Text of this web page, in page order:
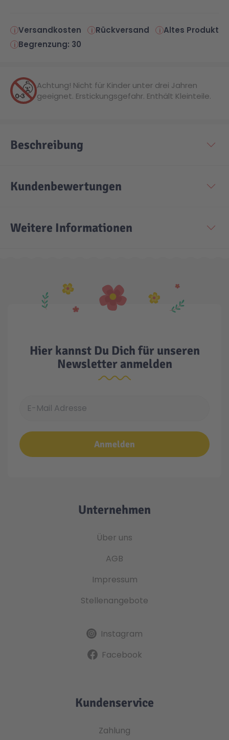
Versandkosten Rückversand
Altes Produkt
Begrenzung: 30
Achtung! Nicht für Kinder unter drei Jahren
geeignet. Erstickungsgefahr. Enthält Kleinteile.
Beschreibung
Kundenbewertungen
Weitere Informationen
Hier kannst Du Dich für unseren
Newsletter anmelden
Anmelden
Unternehmen
Über uns
AGB
Impressum
Stellenangebote
Instagram
Facebook
Kundenservice
Zahlung